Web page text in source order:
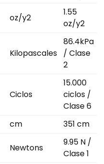
oz/y2
1.55
oz/y2
Kilopascales
86.4kPa
/ Clase
2
Ciclos
15.000
ciclos /
Clase 6
cm
351 cm
Newtons
9.95 N /
Clase 1